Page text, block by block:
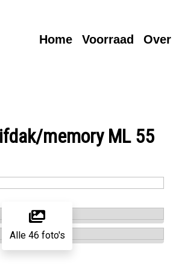
Home Voorraad
memory ML 55
Alle 46 foto's